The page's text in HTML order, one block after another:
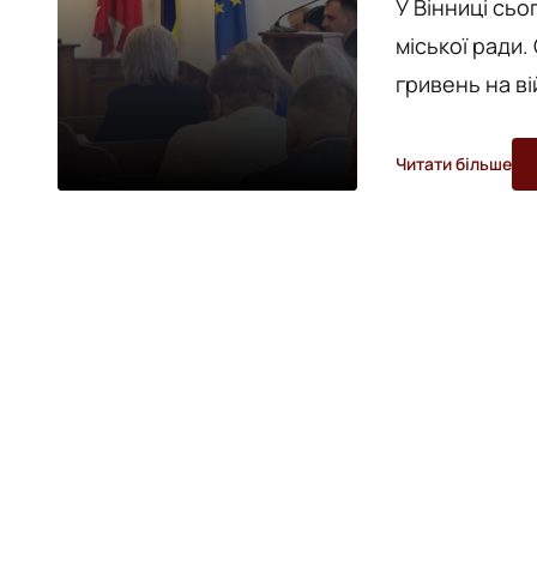
У Вінниці
міської
гривень на
міського голови
оборона»
Читати більше